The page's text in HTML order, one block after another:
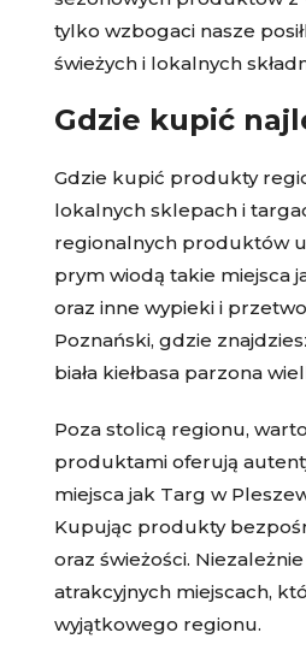
tylko wzbogaci nasze
świeżych i lokalnych
Gdzie kupić
Gdzie kupić produkty
lokalnych sklepach i
regionalnych produktów
prym wiodą takie miejsca
oraz inne wypieki i
Poznański, gdzie
biała kiełbasa parzona
Poza stolicą regionu,
produktami oferują
miejsca jak Targ w
Kupując produkty
oraz świeżości.
atrakcyjnych miejscach,
wyjątkowego regionu.